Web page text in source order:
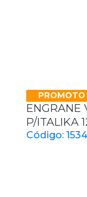
PROMOTO
ENGRANE
P/ITALIKA
Código: